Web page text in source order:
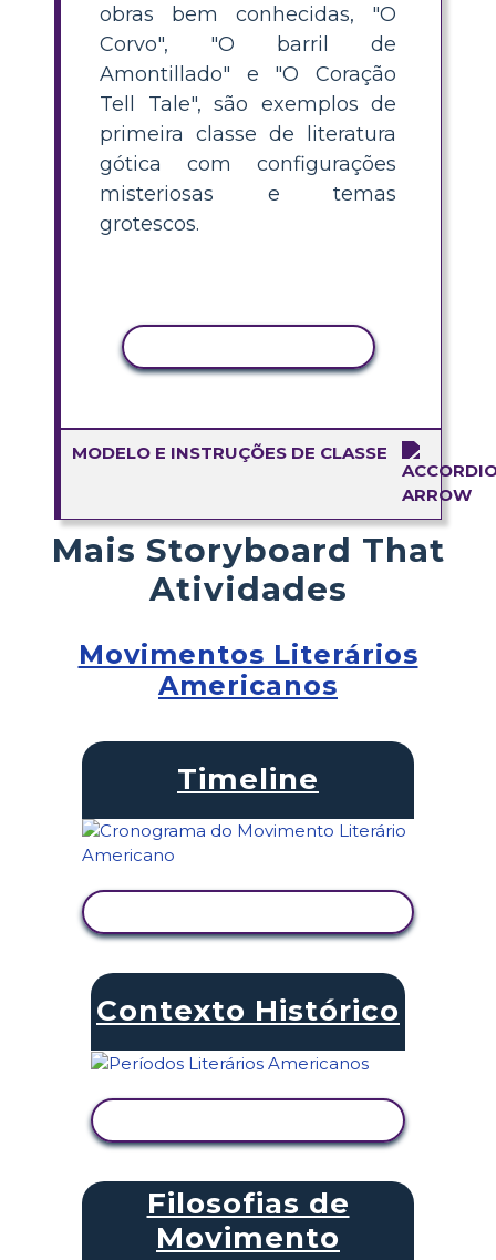
obras bem conhecidas, "O
Corvo", "O barril de
Amontillado" e "O Coração
Tell Tale", são exemplos de
primeira classe de literatura
gótica com configurações
misteriosas e temas
grotescos.
MODELO E INSTRUÇÕES DE CLASSE
Mais Storyboard That
Atividades
Movimentos Literários
Americanos
Timeline
Contexto Histórico
Filosofias de
Movimento